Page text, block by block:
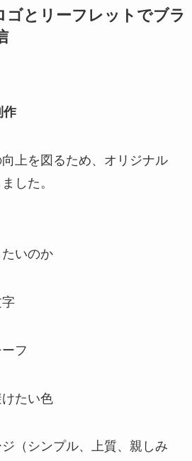
ゴとリーフレットでブラ
作
上を図るため、オリジナル
した。
たいのか
字
フ
けたい色
（シンプル、上質、親しみ